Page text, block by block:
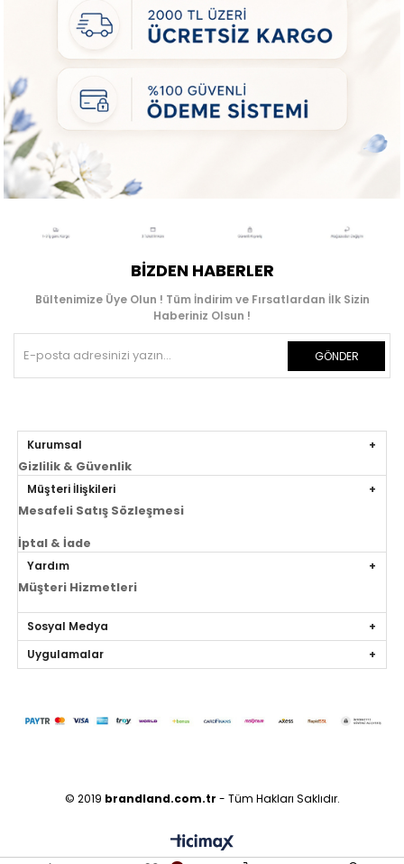
BIZDEN HABERLER
Bültenimize Üye Olun ! Tüm İndirim ve Fırsatlardan İlk Sizin
Haberiniz Olsun !
GÖNDER
Kurumsal
Gizlilik & Güvenlik
Müşteri İlişkileri
Mesafeli Satış Sözleşmesi
İptal & İade
Yardım
Müşteri Hizmetleri
Sosyal Medya
Uygulamalar
© 2019 brandland.com.tr - Tüm Hakları Saklıdır.